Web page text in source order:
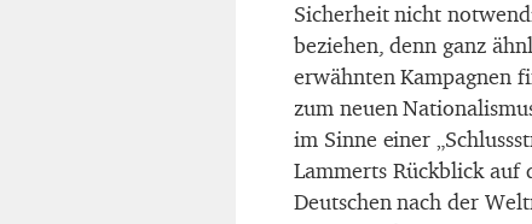
Sicherheit nicht
beziehen, denn ganz
erwähnten Kampagnen
zum neuen
im Sinne einer
Lammerts Rückblick auf
Deutschen nach der